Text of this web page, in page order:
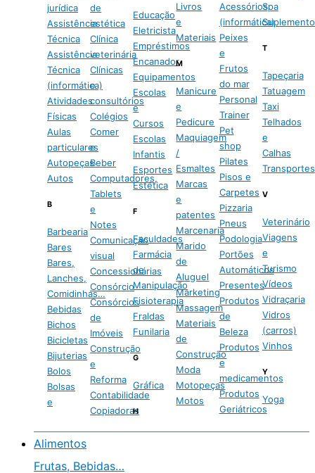
jurídica
Assistência
Técnica
Assistência
Técnica
(informática)
Atividades
Físicas
Aulas
particulares
Autopeças
Autos
B
Barbearia
Bares
Bares,
Lanches,
Comidinhas…
Bebidas
Bichos
Bicicletas
Bijuterias
Bolos
Bolsas
e
de
estética
Clínica
veterinária
Clínicas
e
consultórios
Colégios
Comer
e
Beber
Computadores,
Tablets
e
Notes
Comunicação
visual
Concessionárias
Consórcio
Consórcios
de
Imóveis
Construção
e
Reforma
Contabilidade
Copiadoras
Educação
Eletricista
Empréstimos
Encanador
Equipamentos
Escolas
e
Cursos
Escolas
Infantis
Esportes
Estética
F
Faculdades
Farmácia
de
Manipulação
Fisioterapia
Fraldas
Funilaria
G
Gráfica
H
Livros
e
Materiais
M
Manicure
e
Pedicure
Maquiagem
/
Esmaltes
Marcas
e
patentes
Marcenaria
Marido
de
Aluguel
Marketing
Massagem
Materiais
de
Construção
Moda
Motopeças
Motos
Acessórios
(informática)
Peixes
e
Frutos
do mar
Personal
Trainer
Pet
shop
Pilates
Pisos e
Carpetes
Pizzaria
Pneus
Podologia
Portões
Automáticos
Presentes
Produtos
de
Beleza
Produtos
e
medicamentos
Produtos
Geriátricos
Spa
T
Tapeçaria
Tatuagem
Taxi
Telhados
e
Calhas
Transportes
V
Veterinário
Viagens
e
Turismo
Vídeos
Vidraçaria
Vidros
(carros)
Vinhos
Y
Yoga
Alimentos
Frutas, Bebidas…